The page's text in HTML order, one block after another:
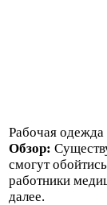
Рабочая одежда
Обзор:
смогут
работники
далее.